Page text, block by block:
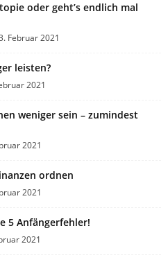
oder geht’s endlich mal
Februar 2021
leisten?
2021
weniger sein – zumindest
2021
ordnen
2021
5 Anfängerfehler!
2021